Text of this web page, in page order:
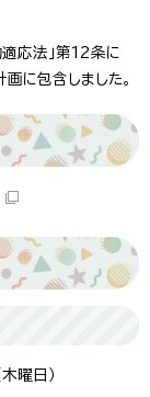
応法」第12条に
に包含しました。
曜日）